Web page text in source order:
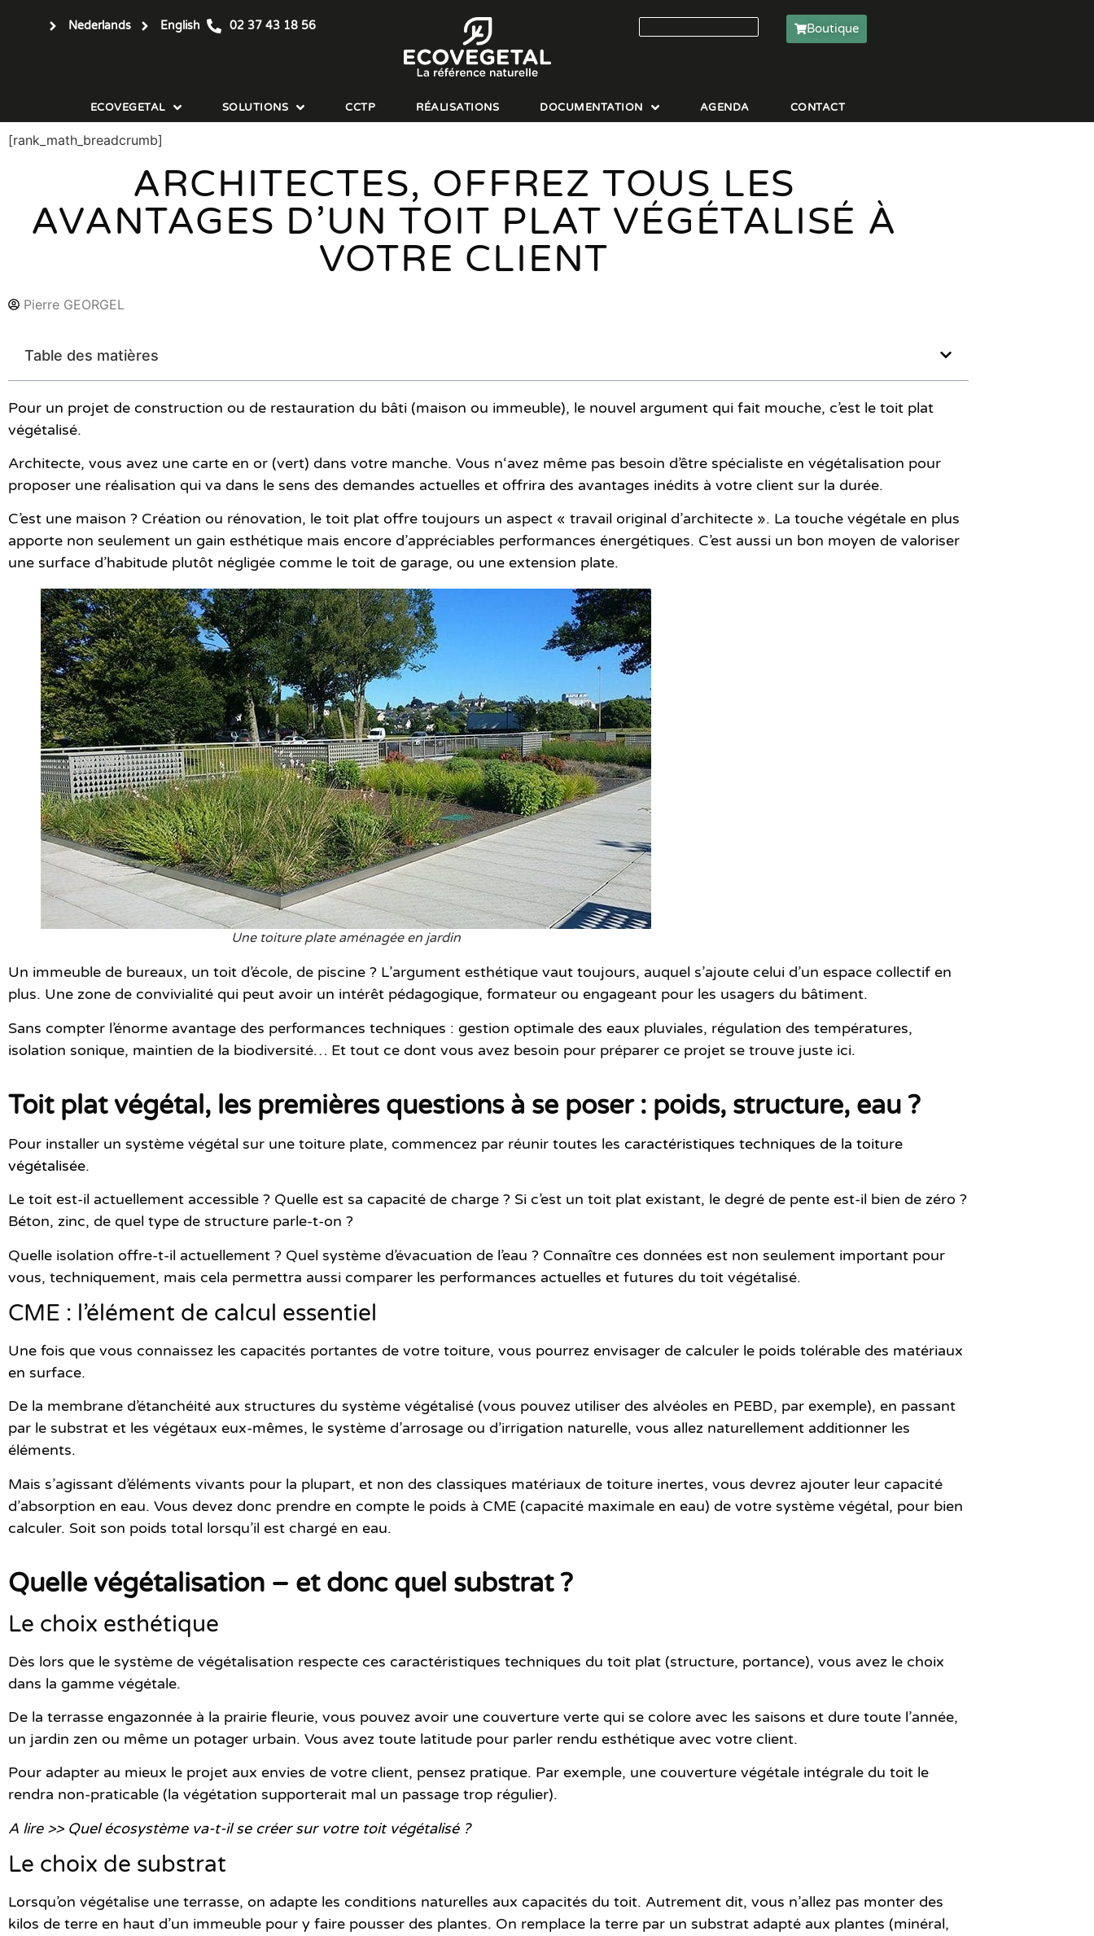
Nederlands English 02 37 43 18 56 Boutique
ECOVEGETAL SOLUTIONS CCTP RÉALISATIONS DOCUMENTATION AGENDA CONTACT
[rank_math_breadcrumb]
ARCHITECTES, OFFREZ TOUS LES
AVANTAGES D’UN TOIT PLAT VÉGÉTALISÉ À
VOTRE CLIENT
Pierre GEORGEL
Table des matières
Pour un projet de construction ou de restauration du bâti (maison ou immeuble), le nouvel argument qui fait mouche, c’est le toit plat
végétalisé.
Architecte, vous avez une carte en or (vert) dans votre manche. Vous n‘avez même pas besoin d’être spécialiste en végétalisation pour
proposer une réalisation qui va dans le sens des demandes actuelles et offrira des avantages inédits à votre client sur la durée.
C’est une maison ? Création ou rénovation, le toit plat offre toujours un aspect « travail original d’architecte ». La touche végétale en plus
apporte non seulement un gain esthétique mais encore d’appréciables performances énergétiques. C’est aussi un bon moyen de valoriser
une surface d’habitude plutôt négligée comme le toit de garage, ou une extension plate.
Une toiture plate aménagée en jardin
Un immeuble de bureaux, un toit d’école, de piscine ? L’argument esthétique vaut toujours, auquel s’ajoute celui d’un espace collectif en
plus. Une zone de convivialité qui peut avoir un intérêt pédagogique, formateur ou engageant pour les usagers du bâtiment.
Sans compter l’énorme avantage des performances techniques : gestion optimale des eaux pluviales, régulation des températures,
isolation sonique, maintien de la biodiversité… Et tout ce dont vous avez besoin pour préparer ce projet se trouve juste ici.
Toit plat végétal, les premières questions à se poser : poids, structure, eau ?
Pour installer un système végétal sur une toiture plate, commencez par réunir toutes les caractéristiques techniques de la toiture
végétalisée.
Le toit est-il actuellement accessible ? Quelle est sa capacité de charge ? Si c’est un toit plat existant, le degré de pente est-il bien de zéro ?
Béton, zinc, de quel type de structure parle-t-on ?
Quelle isolation offre-t-il actuellement ? Quel système d’évacuation de l’eau ? Connaître ces données est non seulement important pour
vous, techniquement, mais cela permettra aussi comparer les performances actuelles et futures du toit végétalisé.
CME : l’élément de calcul essentiel
Une fois que vous connaissez les capacités portantes de votre toiture, vous pourrez envisager de calculer le poids tolérable des matériaux
en surface.
De la membrane d’étanchéité aux structures du système végétalisé (vous pouvez utiliser des alvéoles en PEBD, par exemple), en passant
par le substrat et les végétaux eux-mêmes, le système d’arrosage ou d’irrigation naturelle, vous allez naturellement additionner les
éléments.
Mais s’agissant d’éléments vivants pour la plupart, et non des classiques matériaux de toiture inertes, vous devrez ajouter leur capacité
d’absorption en eau. Vous devez donc prendre en compte le poids à CME (capacité maximale en eau) de votre système végétal, pour bien
calculer. Soit son poids total lorsqu’il est chargé en eau.
Quelle végétalisation – et donc quel substrat ?
Le choix esthétique
Dès lors que le système de végétalisation respecte ces caractéristiques techniques du toit plat (structure, portance), vous avez le choix
dans la gamme végétale.
De la terrasse engazonnée à la prairie fleurie, vous pouvez avoir une couverture verte qui se colore avec les saisons et dure toute l’année,
un jardin zen ou même un potager urbain. Vous avez toute latitude pour parler rendu esthétique avec votre client.
Pour adapter au mieux le projet aux envies de votre client, pensez pratique. Par exemple, une couverture végétale intégrale du toit le
rendra non-praticable (la végétation supporterait mal un passage trop régulier).
A lire>> Quel écosystème va-t-il se créer sur votre toit végétalisé ?
Le choix de substrat
Lorsqu’on végétalise une terrasse, on adapte les conditions naturelles aux capacités du toit. Autrement dit, vous n’allez pas monter des
kilos de terre en haut d’un immeuble pour y faire pousser des plantes. On remplace la terre par un substrat adapté aux plantes (minéral,